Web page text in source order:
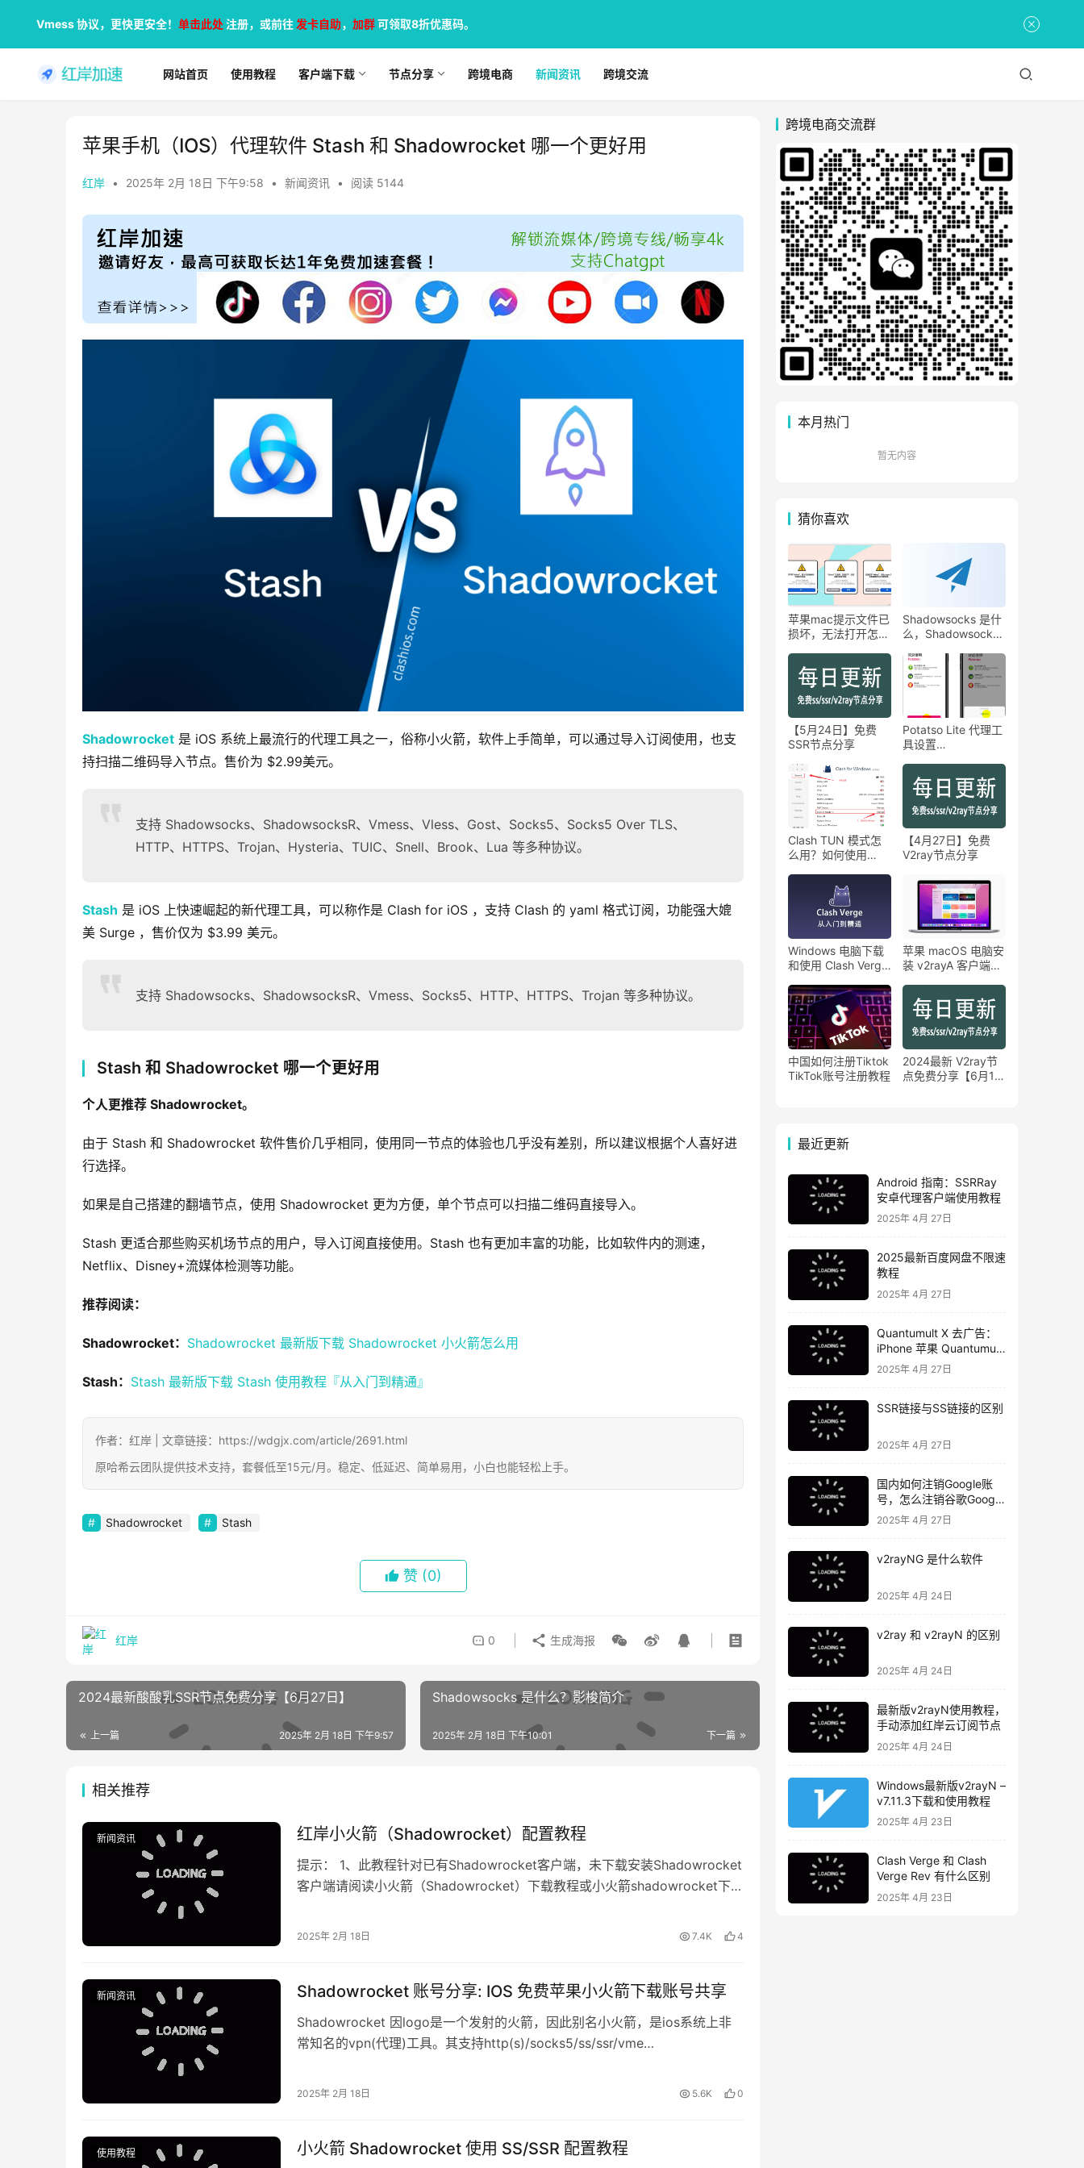
网站首页 使用教程 客户端下载 节点分享 跨境电商 新闻资讯 跨境交流
苹果手机（IOS）代理软件 Stash 和 Shadowrocket 哪一个更好用
红岸 • 2025年 2月 18日 下午9:58 • 新闻资讯 • 阅读 5144
Shadowrocket 是 iOS 系统上最流行的代理工具之一，俗称小火箭，软件上手简单，可以通过导入订阅使用，也支
持扫描二维码导入节点。售价为 $2.99美元。
支持 Shadowsocks、ShadowsocksR、Vmess、Vless、Gost、Socks5、Socks5 Over TLS、
HTTP、HTTPS、Trojan、Hysteria、TUIC、Snell、Brook、Lua 等多种协议。
Stash 是 iOS 上快速崛起的新代理工具，可以称作是 Clash for iOS ，支持 Clash 的 yaml 格式订阅，功能强大媲
美 Surge ，售价仅为 $3.99 美元。
支持 Shadowsocks、ShadowsocksR、Vmess、Socks5、HTTP、HTTPS、Trojan 等多种协议。
Stash 和 Shadowrocket 哪一个更好用
个人更推荐 Shadowrocket。
由于 Stash 和 Shadowrocket 软件售价几乎相同，使用同一节点的体验也几乎没有差别，所以建议根据个人喜好进
行选择。
如果是自己搭建的翻墙节点，使用 Shadowrocket 更为方便，单个节点可以扫描二维码直接导入。
Stash 更适合那些购买机场节点的用户，导入订阅直接使用。Stash 也有更加丰富的功能，比如软件内的测速，
Netflix、Disney+流媒体检测等功能。
推荐阅读：
Shadowrocket： Shadowrocket 最新版下载 Shadowrocket 小火箭怎么用
Stash： Stash 最新版下载 Stash 使用教程『从入门到精通』
作者：红岸 | 文章链接：https://wdgjx.com/article/2691.html
原哈希云团队提供技术支持，套餐低至15元/月。稳定、低延迟、简单易用，小白也能轻松上手。
Shadowrocket Stash
赞 (0)
红岸 0 生成海报
2024最新酸酸乳SSR节点免费分享【6月27日】
上一篇 2025年 2月 18日 下午9:57
Shadowsocks 是什么？影梭简介
下一篇
2025年 2月 18日 下午10:01
相关推荐
新闻资讯 红岸小火箭（Shadowrocket）配置教程
提示： 1、此教程针对已有Shadowrocket客户端，未下载安装Shadowrocket
客户端请阅读小火箭（Shadowrocket）下载教程或小火箭shadowrocket下…
2025年 2月 18日 7.4K 4
新闻资讯 Shadowrocket 账号分享: IOS 免费苹果小火箭下载账号共享
Shadowrocket 因logo是一个发射的火箭，因此别名小火箭，是ios系统上非
常知名的vpn(代理)工具。其支持http(s)/socks5/ss/ssr/vme…
2025年 2月 18日 5.6K 0
使用教程 小火箭 Shadowrocket 使用 SS/SSR 配置教程
跨境电商交流群
本月热门
暂无内容
猜你喜欢
苹果mac提示文件已
损坏，无法打开怎么
Shadowsocks 是什
么，Shadowsocks
【5月24日】免费
SSR节点分享
Potatso Lite 代理工
具设置
Clash TUN 模式怎
么用？如何使用
【4月27日】免费
V2ray节点分享
Windows 电脑下载
和使用 Clash Verge
苹果 macOS 电脑安
装 v2rayA 客户端教
中国如何注册Tiktok
TikTok账号注册教程
2024最新 V2ray节
点免费分享【6月15
最近更新
Android 指南：SSRRay
安卓代理客户端使用教程
2025年 4月 27日
2025最新百度网盘不限速
教程
2025年 4月 27日
Quantumult X 去广告：
iPhone 苹果 Quantumult
X 去广告教程
2025年 4月 27日
SSR链接与SS链接的区别
2025年 4月 27日
国内如何注销Google账
号，怎么注销谷歌Google
账号
2025年 4月 27日
v2rayNG 是什么软件
2025年 4月 24日
v2ray 和 v2rayN 的区别
2025年 4月 24日
最新版v2rayN使用教程，
手动添加红岸云订阅节点
2025年 4月 24日
Windows最新版v2rayN –
v7.11.3下载和使用教程
2025年 4月 23日
Clash Verge 和 Clash
Verge Rev 有什么区别
2025年 4月 23日
Vmess 协议，更快更安全！ 单击此处注册，或前往 发卡自助， 加群可领取8折优惠码。